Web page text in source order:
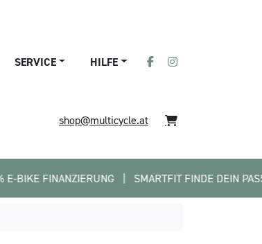
SERVICE HILFE
shop@multicycle.at
|   SMARTFIT FINDE DEIN PASSENDES